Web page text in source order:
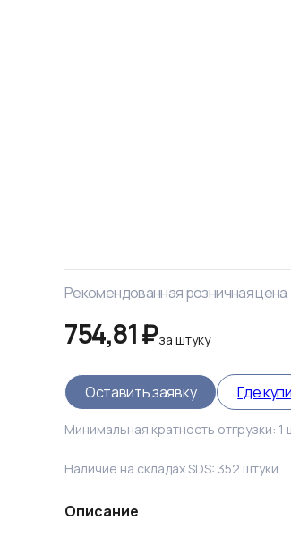
Рекомендованная розничная цена
754,81 ₽за штуку
Оставить заявку Где
Минимальная кратность отгрузки: 1
Наличие на складах SDS: 352 штуки
Описание